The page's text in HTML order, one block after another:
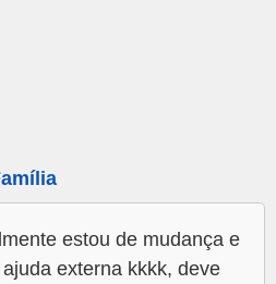
estou de mudança e
externa kkkk, deve